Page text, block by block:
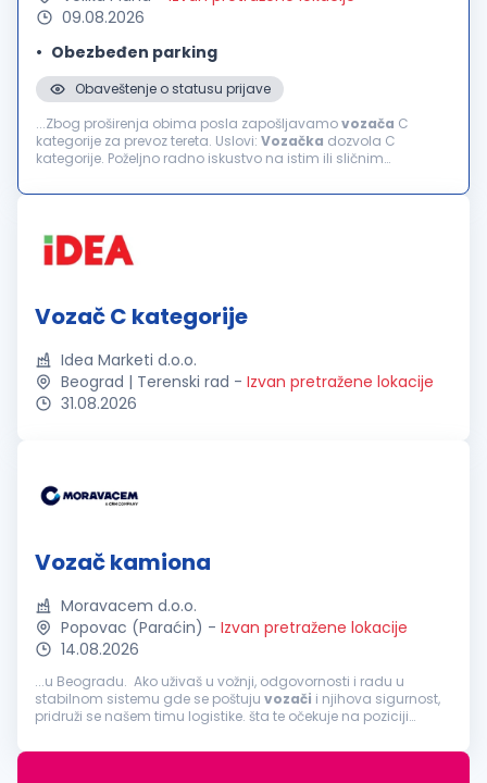
09.08.2026
Obezbeđen parking
Obaveštenje o statusu prijave
...Zbog proširenja obima posla zapošljavamovozača C
kategorije za prevoz tereta. Uslovi: Vozačka dozvola C
kategorije. Poželjno radno iskustvo na istim ili sličnim
prema poslu. Savesno...
Vozač C kategorije
Idea Marketi d.o.o.
Beograd | Terenski rad - Izvan pretražene lokacije
31.08.2026
Vozač kamiona
Moravacem d.o.o.
Popovac (Paraćin) - Izvan pretražene lokacije
14.08.2026
...u Beogradu. Ako uživaš u vožnji, odgovornosti i radu u
stabilnom sistemu gde se poštuju vozači i njihova sigurnost,
pridruži se našem timu logistike. šta te očekuje na poziciji
tegljačem s cisternom...